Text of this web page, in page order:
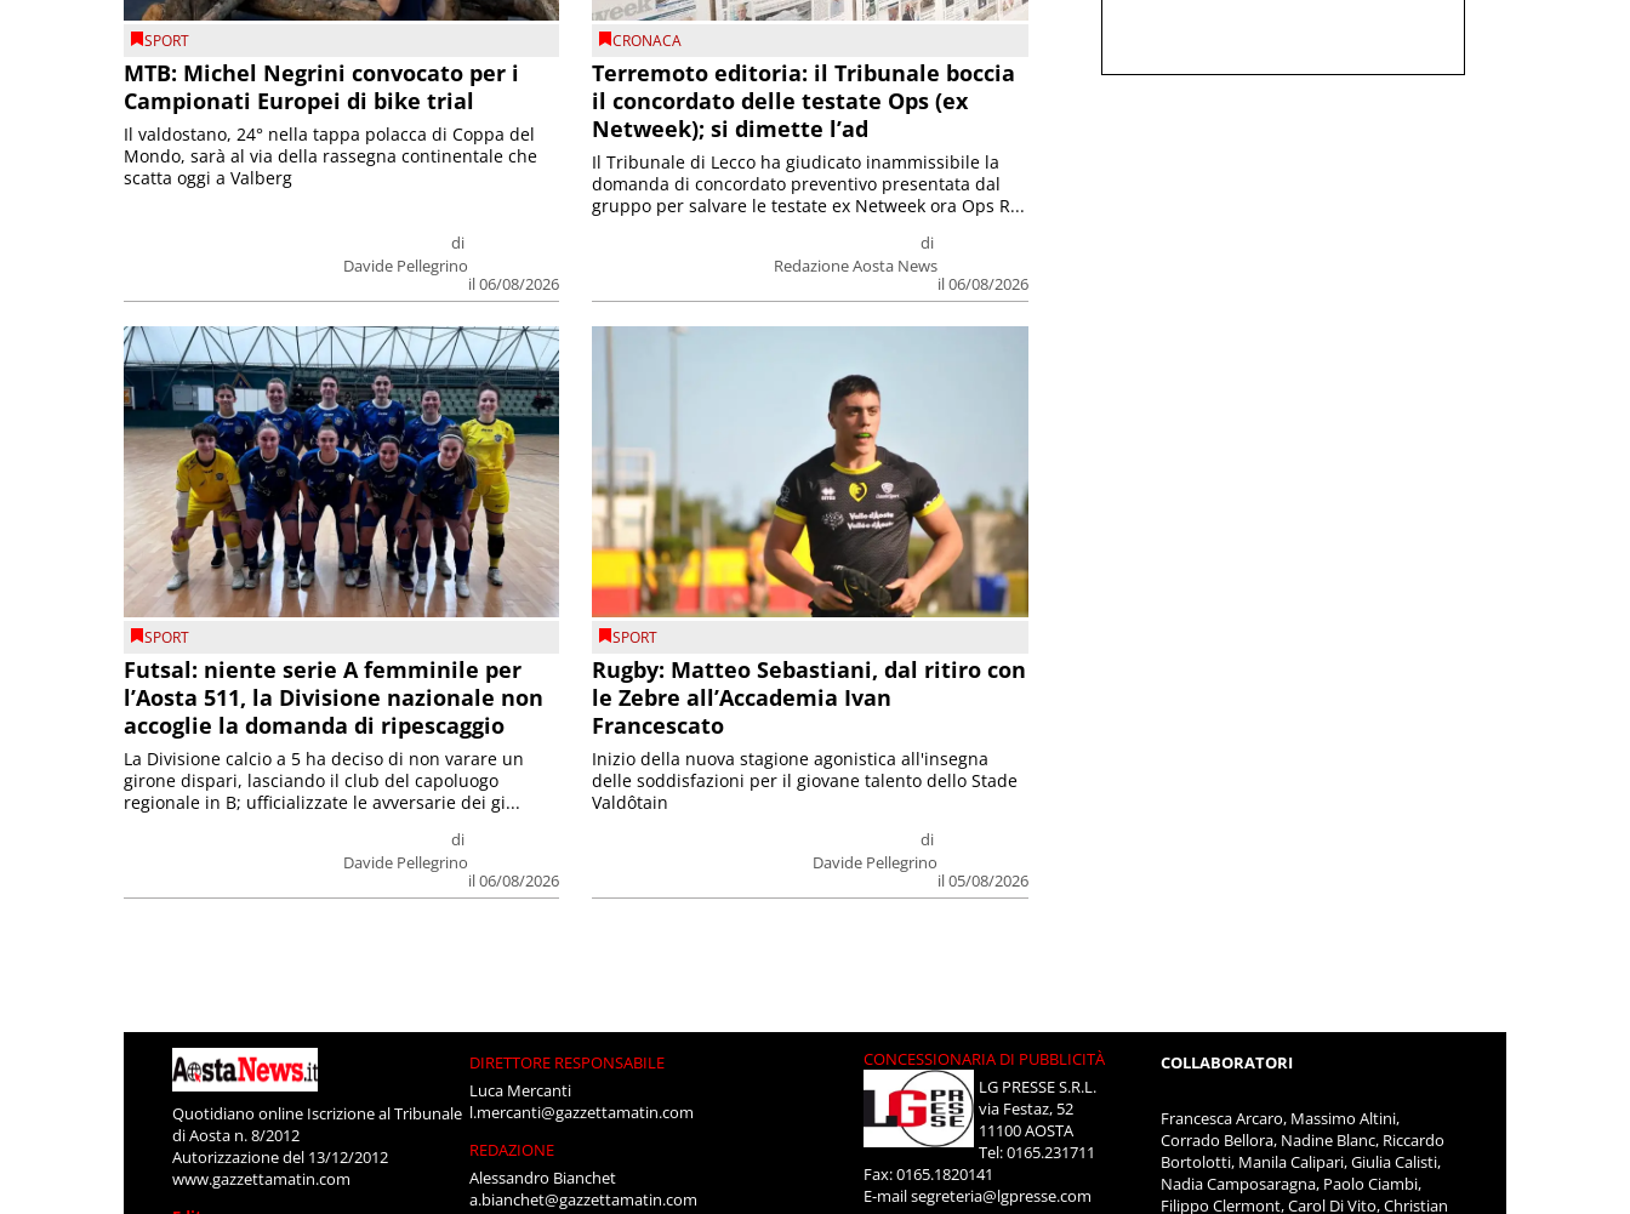
SPORT
MTB: Michel Negrini convocato per i
Campionati Europei di bike trial
di
Davide Pellegrino
il 06/08/2026
Il valdostano, 24° nella tappa polacca di Coppa del
Mondo, sarà al via della rassegna continentale che
scatta oggi a Valberg
CRONACA
Terremoto editoria: il Tribunale boccia
il concordato delle testate Ops (ex
Netweek); si dimette l’ad
di
Redazione Aosta News
il 06/08/2026
Il Tribunale di Lecco ha giudicato inammissibile la
domanda di concordato preventivo presentata dal
gruppo per salvare le testate ex Netweek ora Ops R...
SPORT
Futsal: niente serie A femminile per
l’Aosta 511, la Divisione nazionale non
accoglie la domanda di ripescaggio
di
Davide Pellegrino
il 06/08/2026
La Divisione calcio a 5 ha deciso di non varare un
girone dispari, lasciando il club del capoluogo
regionale in B; ufficializzate le avversarie dei gi...
SPORT
Rugby: Matteo Sebastiani, dal ritiro con
le Zebre all’Accademia Ivan
Francescato
di
Davide Pellegrino
il 05/08/2026
Inizio della nuova stagione agonistica all'insegna
delle soddisfazioni per il giovane talento dello Stade
Valdôtain
Quotidiano online Iscrizione al Tribunale
di Aosta n. 8/2012
Autorizzazione del 13/12/2012
www.gazzettamatin.com
DIRETTORE RESPONSABILE
Luca Mercanti
l.mercanti@gazzettamatin.com
REDAZIONE
Alessandro Bianchet
a.bianchet@gazzettamatin.com
CONCESSIONARIA DI PUBBLICITÀ
LG PRESSE S.R.L.
via Festaz, 52
11100 AOSTA
Tel: 0165.231711
Fax: 0165.1820141
E-mailsegreteria@lgpresse.com
COLLABORATORI
Francesca Arcaro, Massimo Altini,
Corrado Bellora, Nadine Blanc, Riccardo
Bortolotti, Manila Calipari, Giulia Calisti,
Nadia Camposaragna, Paolo Ciambi,
Filippo Clermont, Carol Di Vito, Christian